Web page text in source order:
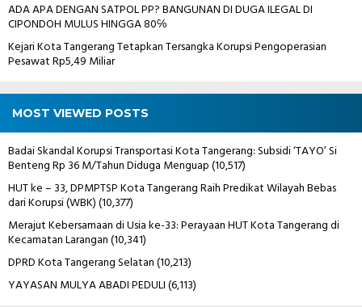
ADA APA DENGAN SATPOL PP? BANGUNAN DI DUGA ILEGAL DI
CIPONDOH MULUS HINGGA 80℅
Kejari Kota Tangerang Tetapkan Tersangka Korupsi Pengoperasian
Pesawat Rp5,49 Miliar
MOST VIEWED POSTS
Badai Skandal Korupsi Transportasi Kota Tangerang: Subsidi ‘TAYO’ Si
Benteng Rp 36 M/Tahun Diduga Menguap(10,517)
HUT ke – 33, DPMPTSP Kota Tangerang Raih Predikat Wilayah Bebas
dari Korupsi (WBK)(10,377)
Merajut Kebersamaan di Usia ke-33: Perayaan HUT Kota Tangerang di
Kecamatan Larangan(10,341)
DPRD Kota Tangerang Selatan(10,213)
YAYASAN MULYA ABADI PEDULI(6,113)